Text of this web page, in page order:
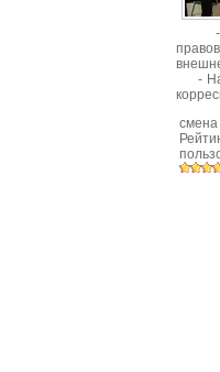
-
-
смена